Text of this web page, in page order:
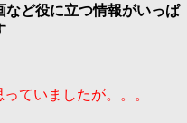
ど役に立つ情報がいっぱ
ていましたが。。。